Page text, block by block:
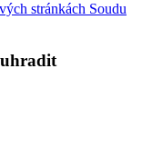
stránkách Soudu